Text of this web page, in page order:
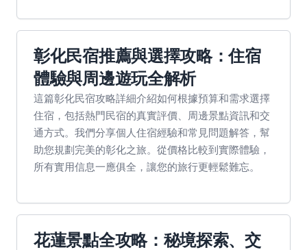
彰化民宿推薦與選擇攻略：住宿
體驗與周邊遊玩全解析
這篇彰化民宿攻略詳細介紹如何根據預算和需求選擇
住宿，包括熱門民宿的真實評價、周邊景點資訊和交
通方式。我們分享個人住宿經驗和常見問題解答，幫
助您規劃完美的彰化之旅。從價格比較到實際體驗，
所有實用信息一應俱全，讓您的旅行更輕鬆難忘。
花蓮景點全攻略：秘境探索、交